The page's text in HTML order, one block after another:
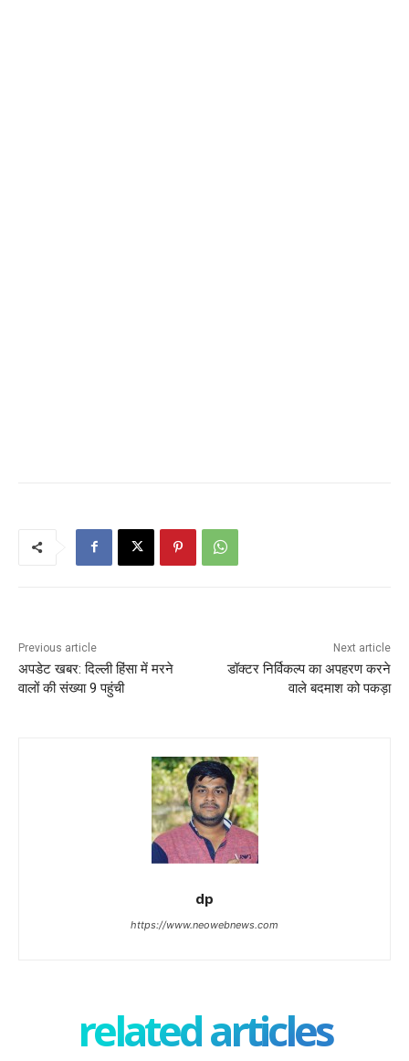
Previous article
अपडेट खबर: दिल्ली हिंसा में मरने
वालों की संख्या 9 पहुंची
Next article
डॉक्टर निर्विकल्प का अपहरण करने
वाले बदमाश को पकड़ा
dp
https://www.neowebnews.com
related articles